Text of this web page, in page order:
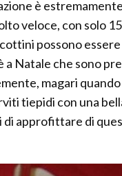
è
veloce, con solo
possono
a Natale che sono
magari
tiepidi con una
approfittare di